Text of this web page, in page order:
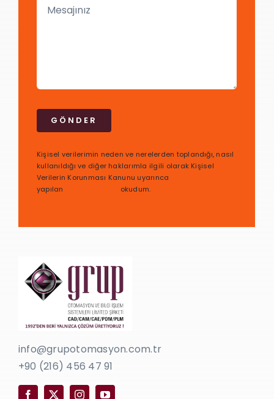
GÖNDER
Kişisel verilerimin neden ve nerelerden toplandığı, nasıl
kullanıldığı ve diğer haklarımla ilgili olarak Kişisel
Verilerin Korunması Kanunu uyarınca
yapılan
okudum.
info@grupotomasyon.com.tr
+90 (216) 456 47 91